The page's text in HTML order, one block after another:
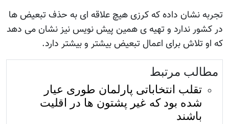
تجربه نشان داده که کرزی هيچ علاقه ای به حذف تبعيض ها
در کشور ندارد و تهيه ی همين پيش نويس نيز نشان می دهد
که او تلاش برای اعمال تبعيض بیشتر و بیشتر دارد.
مطالب مرتبط
تقلب انتخاباتی پارلمان طوری عیار
شده بود که غیر پشتون ها در اقلیت
باشند